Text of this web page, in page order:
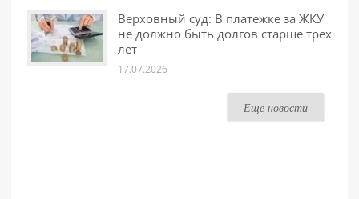
Верховный суд: В платежке за ЖКУ
не должно быть долгов старше трех
лет
17.07.2026
Еще новости